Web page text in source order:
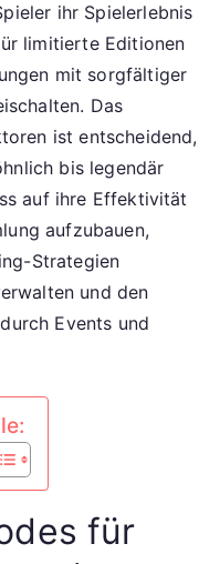
Hunter
5:
ihr Spielerlebnis
limitierte Editionen
mit sorgfältiger
Das
ist entscheidend,
bis legendär
auf ihre Effektivität
aufzubauen,
Strategien
und den
Events und
für